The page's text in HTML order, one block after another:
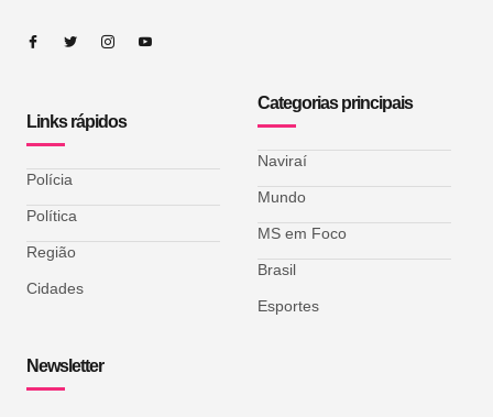
Links rápidos
Polícia
Política
Região
Cidades
Categorias principais
Naviraí
Mundo
MS em Foco
Brasil
Esportes
Newsletter